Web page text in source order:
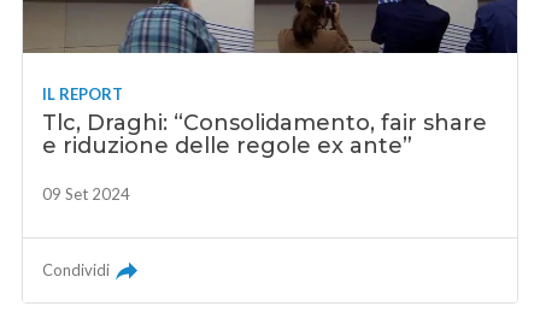
IL REPORT
Tlc, Draghi: “Consolidamento, fair share
e riduzione delle regole ex ante”
09 Set 2024
Condividi